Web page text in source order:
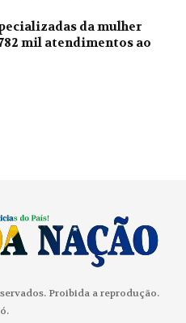
da mulher
mil atendimentos ao
Proibida a reprodução.